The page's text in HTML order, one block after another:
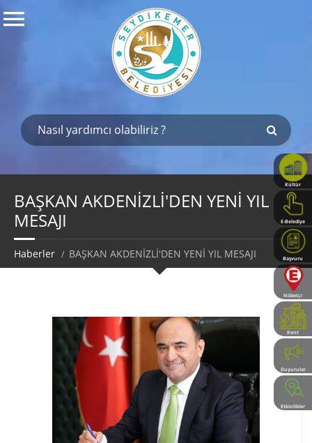
Kültür
Haritası
E-Belediye
Başvuru
Rehberi
Nöbetçi
Eczaneler
Kent
Rehberi
Duyurular
Etkinlikler
BAŞKAN AKDENİZLİ'DEN YENİ YIL
MESAJI
Haberler BAŞKAN AKDENİZLİ'DEN YENİ YIL MESAJI